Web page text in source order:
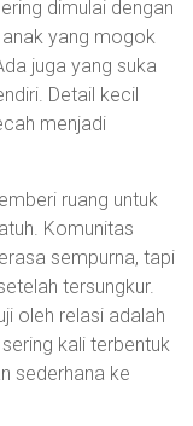
dimulai dengan
yang mogok
juga yang suka
Detail kecil
menjadi
ruang untuk
Komunitas
sempurna, tapi
tersungkur.
oleh relasi adalah
kali terbentuk
sederhana ke